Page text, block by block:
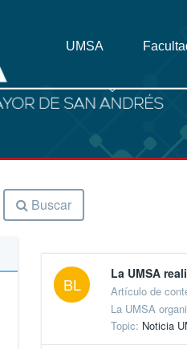
UMSA
Buscar
BL
La UMSA
Artículo de
La UMSA
Topic: Noticia